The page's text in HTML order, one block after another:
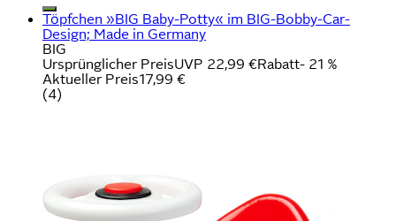
Töpfchen »BIG Baby-Potty« im BIG-Bobby-Car-
Design; Made in Germany
BIG
Ursprünglicher PreisUVP 22,99 €Rabatt- 21 %
Aktueller Preis17,99 €
(4)